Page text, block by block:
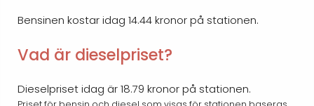
Bensinen kostar idag 14.44 kronor på stationen.
Vad är dieselpriset?
Dieselpriset idag är 18.79 kronor på stationen.